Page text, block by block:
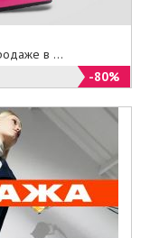
в ...
-80%